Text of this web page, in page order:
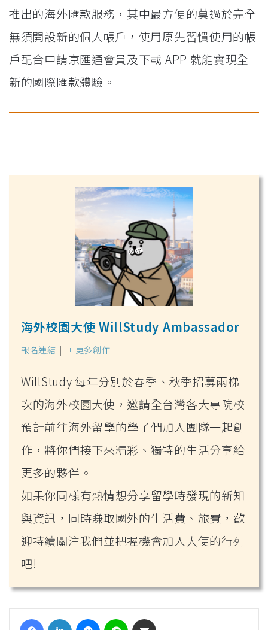
推出的海外匯款服務，其中最方便的莫過於完全
無須開設新的個人帳戶，使用原先習慣使用的帳
戶配合申請京匯通會員及下載 APP 就能實現全
新的國際匯款體驗。
海外校園大使 WillStudy Ambassador
報名連結 | + 更多創作
WillStudy 每年分別於春季、秋季招募兩梯
次的海外校園大使，邀請全台灣各大專院校
預計前往海外留學的學子們加入團隊一起創
作，將你們接下來精彩、獨特的生活分享給
更多的夥伴。
如果你同樣有熱情想分享留學時發現的新知
與資訊，同時賺取國外的生活費、旅費，歡
迎持續關注我們並把握機會加入大使的行列
吧!
Facebook LinkedIn Messenger
Line